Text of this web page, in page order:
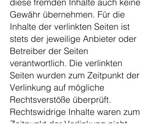
Gewähr übernehmen. Für die
Inhalte der verlinkten Seiten ist
stets der jeweilige Anbieter oder
Betreiber der Seiten
verantwortlich. Die verlinkten
Seiten wurden zum Zeitpunkt der
Verlinkung auf mögliche
Rechtsverstöße überprüft.
Rechtswidrige Inhalte waren zum
Zeitpunkt der Verlinkung nicht